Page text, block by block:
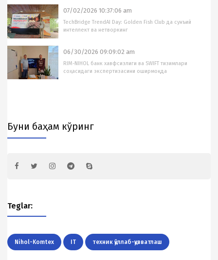
07/02/2026 10:37:06 am
TechBridge TrendAI Day: Golden Fish Club да сунъий
интеллект ва нетворкинг
06/30/2026 09:09:02 am
RIM-NIHOL банк хавфсизлиги ва SWIFT тизимлари
соҳасидаги экспертизасини оширмоқда
Буни баҳам кўринг
Teglar:
Nihol-Komtex IT техник қўллаб-қувватлаш